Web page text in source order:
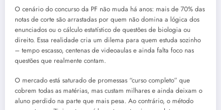
O cenário do concurso da PF não muda há anos: mais de 70% das
notas de corte são arrastadas por quem não domina a lógica dos
enunciados ou o cálculo estatístico de questões de biologia ou
direito. Essa realidade cria um dilema para quem estuda sozinho
– tempo escasso, centenas de videoaulas e ainda falta foco nas
questões que realmente contam.
O mercado está saturado de promessas “curso completo” que
cobrem todas as matérias, mas custam milhares e ainda deixam o
aluno perdido na parte que mais pesa. Ao contrário, o método